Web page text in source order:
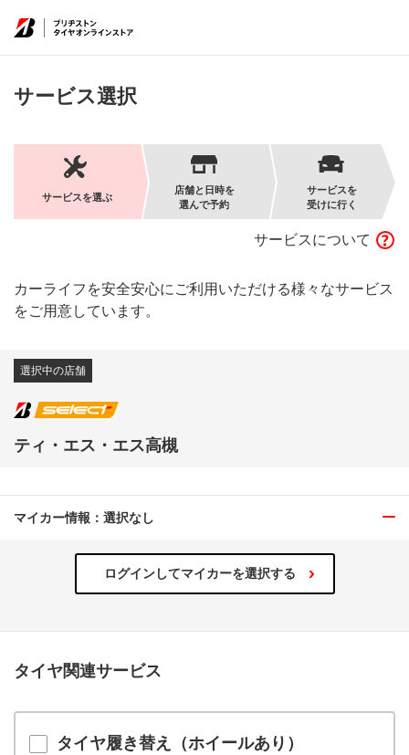
サービス選択
サービスを選ぶ
店舗と日時を
選んで予約
サービスを
受けに行く
サービスについて
カーライフを安全安心にご利用いただける様々なサービス
をご用意しています。
選択中の店舗
ティ・エス・エス高槻
マイカー情報：選択なし
ログインしてマイカーを選択する
タイヤ関連サービス
タイヤ履き替え（ホイールあり）